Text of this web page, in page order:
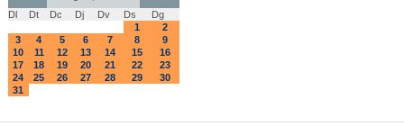
Dl
Dt Dc Dj Dv Ds
Dg
1
2
3
4 5 6 7 8
9
10
11 12 13 14 15
16
17
18 19 20 21 22
23
24
25 26 27 28 29
30
31